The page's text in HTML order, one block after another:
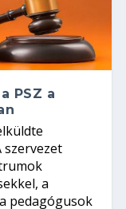
PSZ a
szervezet
a
pedagógusok